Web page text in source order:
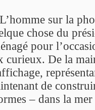
sur la
chose du
pour
curieux. De la
de
– dans la